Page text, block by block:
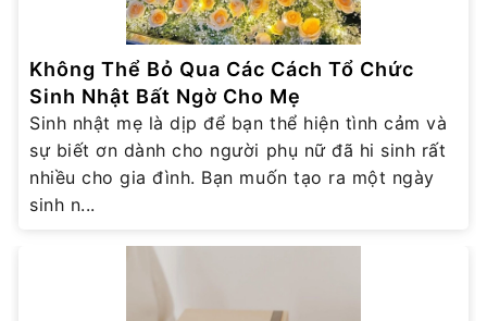
Không Thể Bỏ Qua Các Cách Tổ Chức
Sinh Nhật Bất Ngờ Cho Mẹ
Sinh nhật mẹ là dịp để bạn thể hiện tình cảm và
sự biết ơn dành cho người phụ nữ đã hi sinh rất
nhiều cho gia đình. Bạn muốn tạo ra một ngày
sinh n...